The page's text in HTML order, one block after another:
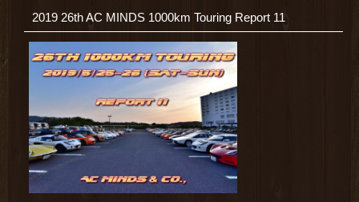
2019 26th AC MINDS 1000km Touring Report 11